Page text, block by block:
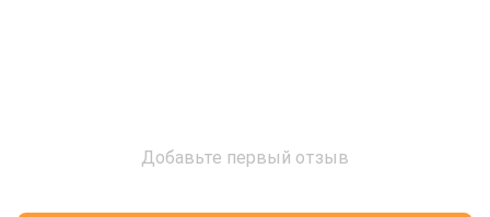
Добавьте первый отзыв